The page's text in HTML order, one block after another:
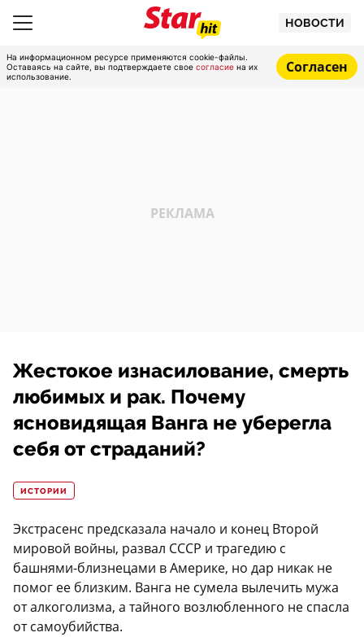
НОВОСТИ
На информационном ресурсе применяются cookie-файлы.
Оставаясь на сайте, вы подтверждаете свое согласие на их
использование.
Согласен
Жестокое изнасилование, смерть
любимых и рак. Почему
ясновидящая Ванга не уберегла
себя от страданий?
ИСТОРИИ
Экстрасенс предсказала начало и конец Второй
мировой войны, развал СССР и трагедию с
башнями-близнецами в Америке, но дар никак не
помог ее близким. Ванга не сумела вылечить мужа
от алкоголизма, а тайного возлюбленного не спасла
от самоубийства.